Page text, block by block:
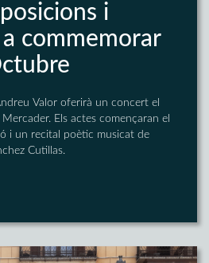
i
commemorar
Valor oferirà un concert el
Els actes començaran el
i un recital poètic musicat de
Cutillas.